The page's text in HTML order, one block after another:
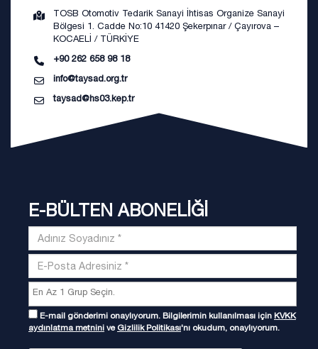
TOSB Otomotiv Tedarik Sanayi İhtisas Organize Sanayi
Bölgesi 1. Cadde No:10 41420 Şekerpınar / Çayırova –
KOCAELİ / TÜRKİYE
+90 262 658 98 18
info@taysad.org.tr
taysad@hs03.kep.tr
E-BÜLTEN ABONELİĞİ
E-mail gönderimi onaylıyorum. Bilgilerimin kullanılması için KVKK
aydınlatma metnini ve Gizlilik Politikası'nı okudum, onaylıyorum.